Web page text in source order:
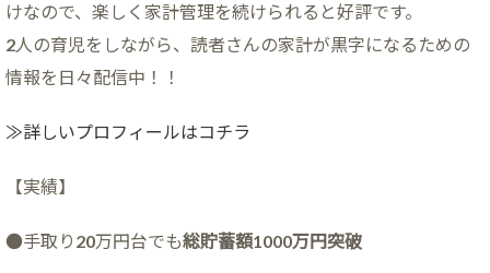
けなので、楽しく家計管理を続けられると好評です。
2人の育児をしながら、読者さんの家計が黒字になるための
情報を日々配信中！！
≫詳しいプロフィールはコチラ
【実績】
●手取り20万円台でも総貯蓄額1000万円突破